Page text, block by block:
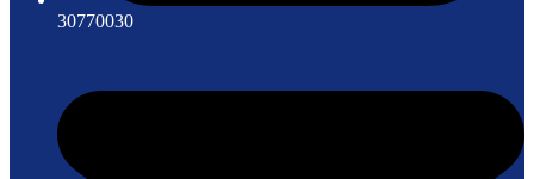
30770030